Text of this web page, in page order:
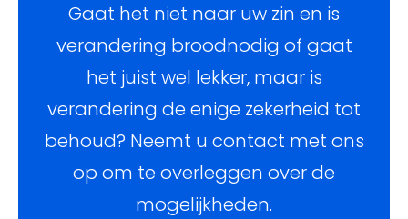
Gaat het niet naar uw zin en is
verandering broodnodig of gaat
het juist wel lekker, maar is
verandering de enige zekerheid tot
behoud? Neemt u contact met ons
op om te overleggen over de
mogelijkheden.